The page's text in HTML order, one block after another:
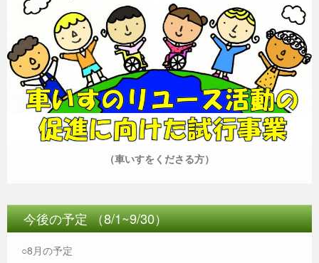
（車いすをくださる方）
今後の予定 （8/1~9/30）
○8月の予定